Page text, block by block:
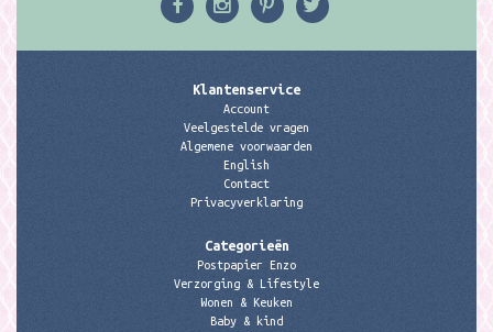
Klantenservice
Account
Veelgestelde vragen
Algemene voorwaarden
English
Contact
Privacyverklaring
Categorieën
Postpapier Enzo
Verzorging & Lifestyle
Wonen & Keuken
Baby & kind